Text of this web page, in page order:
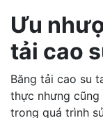
Ưu
tải cao
Băng tải cao su
thực nhưng
trong quá trình